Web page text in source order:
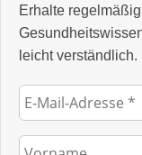
Erhalte
leicht verständlich.